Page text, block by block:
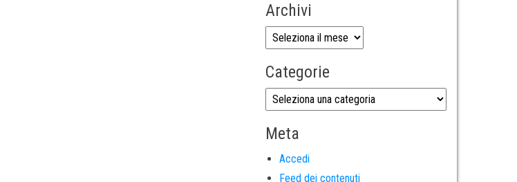
Archivi
Categorie
Meta
Accedi
Feed dei contenuti